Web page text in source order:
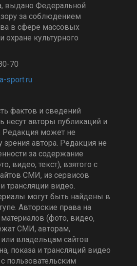
выдано Федеральной
за соблюдением
в сфере массовых
охране культурного
70
фактов и сведений
несут авторы публикаций и
Редакция может не
зрения автора. Редакция не
за содержание
видео, текст), взятого с
СМИ, из сервисов
трансляции видео.
могут быть найдены в
Авторские права на
(фото, видео,
СМИ, авторам,
владельцам сайтов
показа и трансляций видео
пользовательским